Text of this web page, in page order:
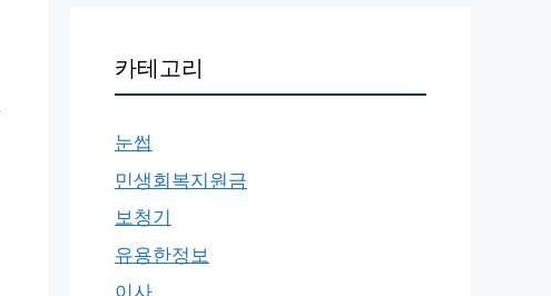
카테고리
눈썹
민생회복지원금
보청기
유용한정보
이사